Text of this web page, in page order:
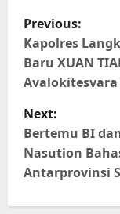
P
o
s
t
n
a
Previous:
Kapolres
Baru XUAN
Next:
Bertemu BI
Nasution
Antarprovinsi